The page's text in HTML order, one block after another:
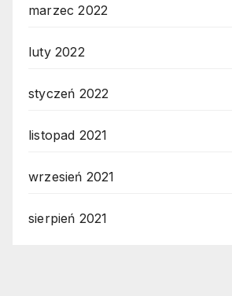
marzec 2022
luty 2022
styczeń 2022
listopad 2021
wrzesień 2021
sierpień 2021